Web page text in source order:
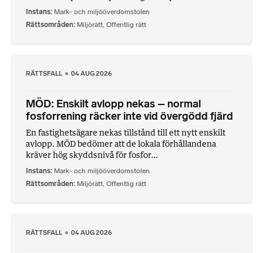
Instans Mark- och miljööverdomstolen
Rättsområden Miljörätt, Offentlig rätt
RÄTTSFALL 04 AUG 2026
MÖD: Enskilt avlopp nekas – normal
fosforrening räcker inte vid övergödd fjärd
En fastighetsägare nekas tillstånd till ett nytt enskilt
avlopp. MÖD bedömer att de lokala förhållandena
kräver hög skyddsnivå för fosfor...
Instans Mark- och miljööverdomstolen
Rättsområden Miljörätt, Offentlig rätt
RÄTTSFALL 04 AUG 2026